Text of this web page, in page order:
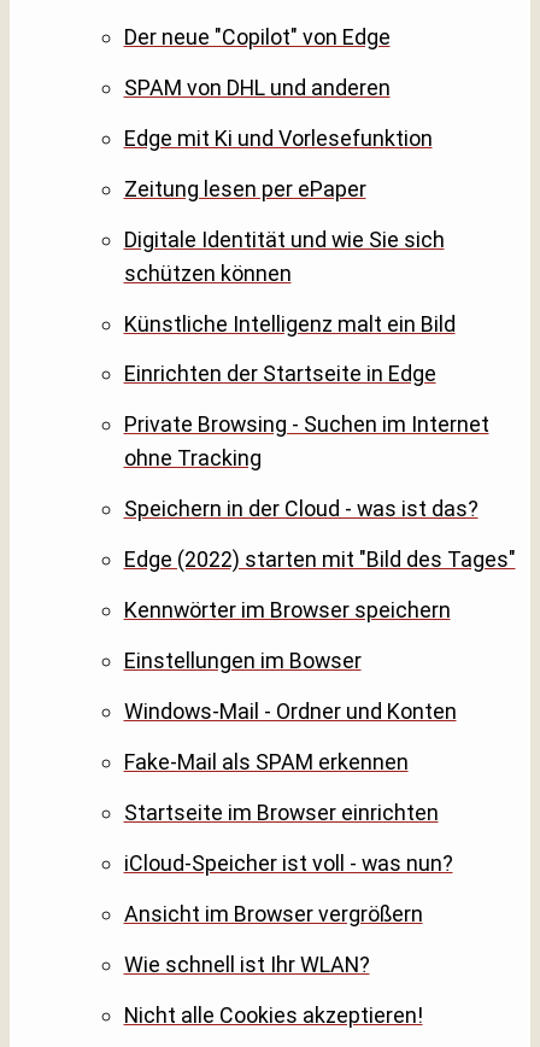
Der neue "Copilot" von Edge
SPAM von DHL und anderen
Edge mit Ki und Vorlesefunktion
Zeitung lesen per ePaper
Digitale Identität und wie Sie sich
schützen können
Künstliche Intelligenz malt ein Bild
Einrichten der Startseite in Edge
Private Browsing - Suchen im Internet
ohne Tracking
Speichern in der Cloud - was ist das?
Edge (2022) starten mit "Bild des Tages"
Kennwörter im Browser speichern
Einstellungen im Bowser
Windows-Mail - Ordner und Konten
Fake-Mail als SPAM erkennen
Startseite im Browser einrichten
iCloud-Speicher ist voll - was nun?
Ansicht im Browser vergrößern
Wie schnell ist Ihr WLAN?
Nicht alle Cookies akzeptieren!